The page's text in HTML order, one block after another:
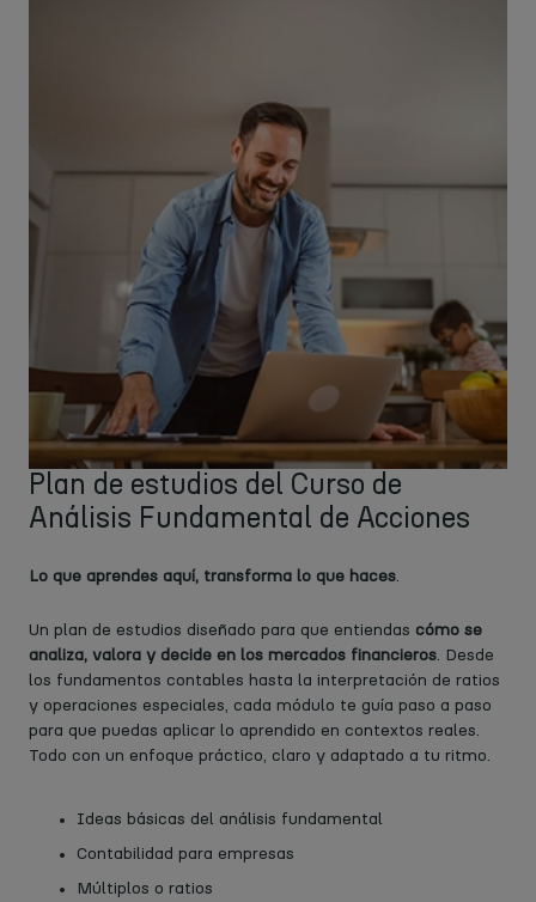
Plan de estudios del Curso de
Análisis Fundamental de Acciones
Lo que aprendes aquí, transforma lo que haces.
Un plan de estudios diseñado para que entiendas ​ cómo se
analiza, valora y decide en los mercados financieros. Desde
los fundamentos contables hasta la interpretación de ratios
y operaciones especiales, cada módulo te guía paso a paso
para que puedas aplicar lo aprendido en contextos reales.
Todo con un enfoque práctico, claro y adaptado a tu ritmo.
Ideas básicas del análisis fundamental
Contabilidad para empresas
Múltiplos o ratios